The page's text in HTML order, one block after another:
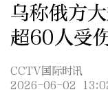
乌称俄方
超60人受
CCTV国际时讯
2026-06-02